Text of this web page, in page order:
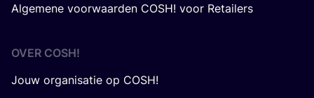
Algemene voorwaarden COSH! voor Retailers
OVER COSH!
Jouw organisatie op COSH!